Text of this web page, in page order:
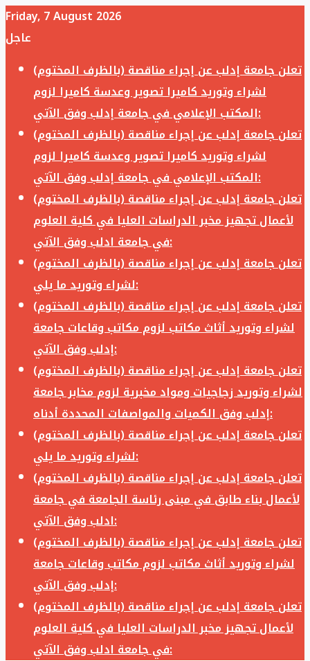
Friday, 7 August 2026
عاجل
تعلن جامعة إدلب عن إجراء مناقصة (بالظرف المختوم)
لشراء وتوريد كاميرا تصوير وعدسة كاميرا لزوم
المكتب الإعلامي في جامعة إدلب وفق الآتي:
تعلن جامعة إدلب عن إجراء مناقصة (بالظرف المختوم)
لشراء وتوريد كاميرا تصوير وعدسة كاميرا لزوم
المكتب الإعلامي في جامعة إدلب وفق الآتي:
تعلن جامعة إدلب عن إجراء مناقصة (بالظرف المختوم)
لأعمال تجهيز مخبر الدراسات العليا في كلية العلوم
في جامعة ادلب وفق الآتي:
تعلن جامعة إدلب عن إجراء مناقصة (بالظرف المختوم)
لشراء وتوريد ما يلي:
تعلن جامعة إدلب عن إجراء مناقصة (بالظرف المختوم)
لشراء وتوريد أثاث مكاتب لزوم مكاتب وقاعات جامعة
إدلب وفق الآتي:
تعلن جامعة إدلب عن إجراء مناقصة (بالظرف المختوم)
لشراء وتوريد زجاجيات ومواد مخبرية لزوم مخابر جامعة
إدلب وفق الكميات والمواصفات المحددة أدناه:
تعلن جامعة إدلب عن إجراء مناقصة (بالظرف المختوم)
لشراء وتوريد ما يلي:
تعلن جامعة إدلب عن إجراء مناقصة (بالظرف المختوم)
لأعمال بناء طابق في مبنى رئاسة الجامعة في جامعة
ادلب وفق الآتي:
تعلن جامعة إدلب عن إجراء مناقصة (بالظرف المختوم)
لشراء وتوريد أثاث مكاتب لزوم مكاتب وقاعات جامعة
إدلب وفق الآتي:
تعلن جامعة إدلب عن إجراء مناقصة (بالظرف المختوم)
لأعمال تجهيز مخبر الدراسات العليا في كلية العلوم
في جامعة ادلب وفق الآتي: